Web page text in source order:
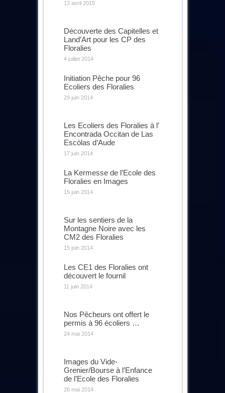
13 avril 2015
Découverte des Capitelles et
Land’Art pour les CP des
Floralies
4 juillet 2014
Initiation Pêche pour 96
Ecoliers des Floralies
29 juin 2014
Les Ecoliers des Floralies à l’
Encontrada Occitan de Las
Escòlas d’Aude
17 juin 2014
La Kermesse de l’Ecole des
Floralies en Images
15 juin 2014
Sur les sentiers de la
Montagne Noire avec les
CM2 des Floralies
15 juin 2014
Les CE1 des Floralies ont
découvert le fournil
11 juin 2014
Nos Pêcheurs ont offert le
permis à 96 écoliers …
24 mai 2014
Images du Vide-
Grenier/Bourse à l’Enfance
de l’Ecole des Floralies
20 mai 2014